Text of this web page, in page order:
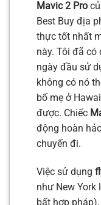
Mavic 2 Pro
Best Buy địa
thực tốt nhất
này. Tôi đã có
ngày đầu sử
không có nó
bố mẹ ở
được. Chiếc
động hoàn
chuyến đi.
Việc sử dụng
như New York
bất hợp